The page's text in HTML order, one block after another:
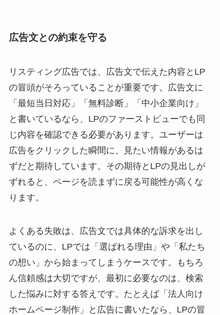
広告文との約束を守る
リスティング広告では、広告文で伝えた内容とLP
の冒頭がそろっていることが重要です。広告文に
「最短当日対応」「無料診断」「中小企業向け」
と書いているなら、LPのファーストビューでも同
じ内容を確認できる必要があります。ユーザーは
広告をクリックした瞬間に、見たい情報があるは
ずだと期待しています。その期待とLPの見出しが
ずれると、ページを読まずに戻る可能性が高くな
ります。
よくある失敗は、広告文では具体的な訴求を出し
ているのに、LPでは「選ばれる理由」や「私たち
の想い」から始まってしまうケースです。もちろ
ん信頼感は大切ですが、最初に必要なのは、検索
した悩みに対する答えです。たとえば「法人向け
ホームページ制作」と広告に書いたなら、LPの冒